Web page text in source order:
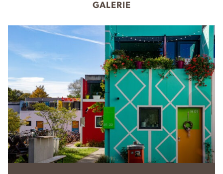
GALERIE
P
r
e
v
x
t